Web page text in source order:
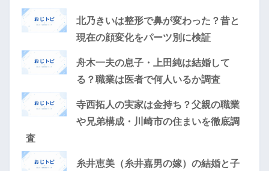
北乃きいは整形で鼻が変わった？昔と
現在の顔変化をパーツ別に検証
舟木一夫の息子・上田純は結婚して
る？職業は医者で何人いるか調査
寺西拓人の実家は金持ち？父親の職業
や兄弟構成・川崎市の住まいを徹底調
査
糸井恵美（糸井嘉男の嫁）の結婚と子